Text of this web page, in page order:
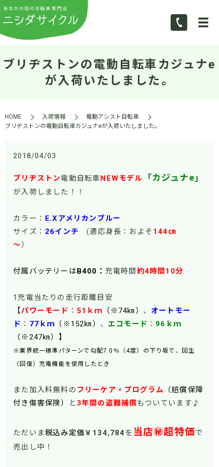
ブリヂストンの電動自転車カジュナe
が入荷いたしました。
HOME 入荷情報
電動アシスト自転車
ブリヂストンの電動自転車カジュナeが入荷いたしました。
2018/04/03
ブリヂストン電動自転車 NEWモデル 「カジュナe」
が入荷しました！！
カラー：
E.Xアメリカンブルー
サイズ： 26インチ (適応身長：およそ 144㎝
～）
付属バッテリーは B400： 充電時間 約4時間10分
1充電当たりの走行距離目安
【パワーモード ： 51 ｋｍ （※74㎞） 、 オートモー
ド ： 77ｋｍ （※152㎞） 、 エコモード ： 96ｋｍ
（※247㎞）】
※業界統一標準パターンで勾配7.0％（4度）の下り坂で、回生
（回復）充電機能を使用したとき
また加入料無料の フリーケア・プログラム
（賠償保障
付き傷害保険）
と 3年間の盗難補償もついています♪
ただいま税込み定価￥134,784を 当店㊙超特価で
売出し中！